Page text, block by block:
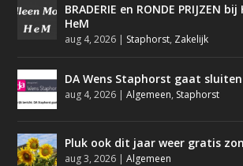
BRADERIE en RONDE PRIJZEN
HeM
aug 4, 2026 | Staphorst, Zakelijk
DA Wens Staphorst gaat sluiten
aug 4, 2026 |Algemeen, Staphorst
Pluk ook dit jaar weer gratis
aug 3, 2026 |Algemeen